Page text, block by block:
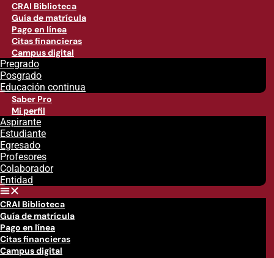
CRAI Biblioteca
Guía de matrícula
Pago en línea
Citas financieras
Campus digital
Pregrado
Posgrado
Educación continua
Saber Pro
Mi perfil
Aspirante
Estudiante
Egresado
Profesores
Colaborador
Entidad
CRAI Biblioteca
Guía de matrícula
Pago en línea
Citas financieras
Campus digital